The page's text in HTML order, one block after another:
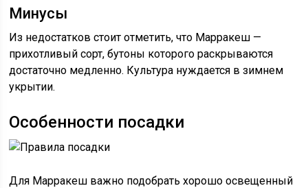
Минусы
Из недостатков стоит отметить, что Марракеш —
прихотливый сорт, бутоны которого раскрываются
достаточно медленно. Культура нуждается в зимнем
укрытии.
Особенности посадки
Для Марракеш важно подобрать хорошо освещенный